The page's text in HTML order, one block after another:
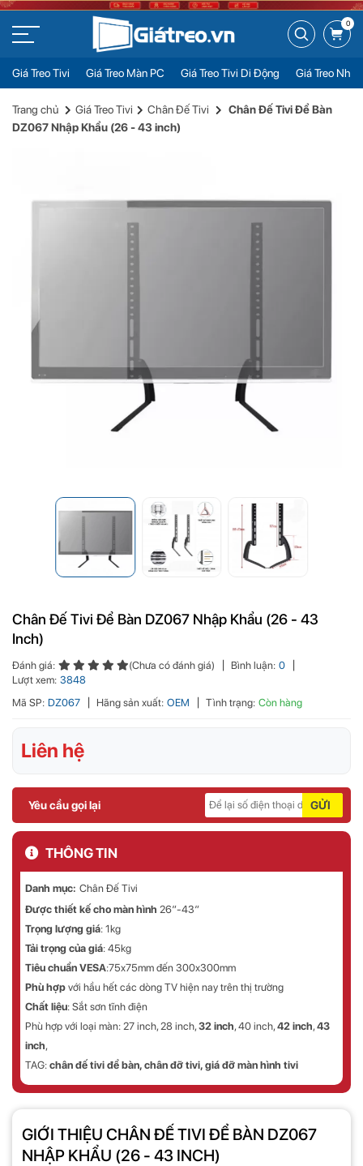
0
Giá Treo Tivi Giá Treo Màn PC Giá Treo Tivi Di Động
Giá Treo
Liên hệ
Đặt mua
Trang chủ Giá Treo Tivi Chân Đế Tivi
Chân Đế Tivi Để Bàn
DZ067 Nhập Khẩu (26 - 43 inch)
Chân Đế Tivi Để Bàn DZ067 Nhập Khẩu (26 - 43
Inch)
Đánh giá: (Chưa có đánh giá) Bình luận: 0
Lượt xem: 3848
Mã SP: DZ067 Hãng sản xuất: OEM Tình trạng: Còn hàng
Liên hệ
Yêu cầu gọi lại GỬI
THÔNG TIN
Danh mục: Chân Đế Tivi
Được thiết kế cho màn hình 26″-43″
Trọng lượng giá: 1kg
Tải trọng của giá: 45kg
Tiêu chuẩn VESA:75x75mm đến 300x300mm
Phù hợp với hầu hết các dòng TV hiện nay trên thị trường
Chất liệu: Sắt sơn tĩnh điện
Phù hợp với loại màn: 27 inch, 28 inch, 32 inch, 40 inch, 42 inch, 43
inch,
TAG: chân đế tivi để bàn, chân đỡ tivi, giá đỡ màn hình tivi
GIỚI THIỆU CHÂN ĐẾ TIVI ĐỂ BÀN DZ067
NHẬP KHẨU (26 - 43 INCH)